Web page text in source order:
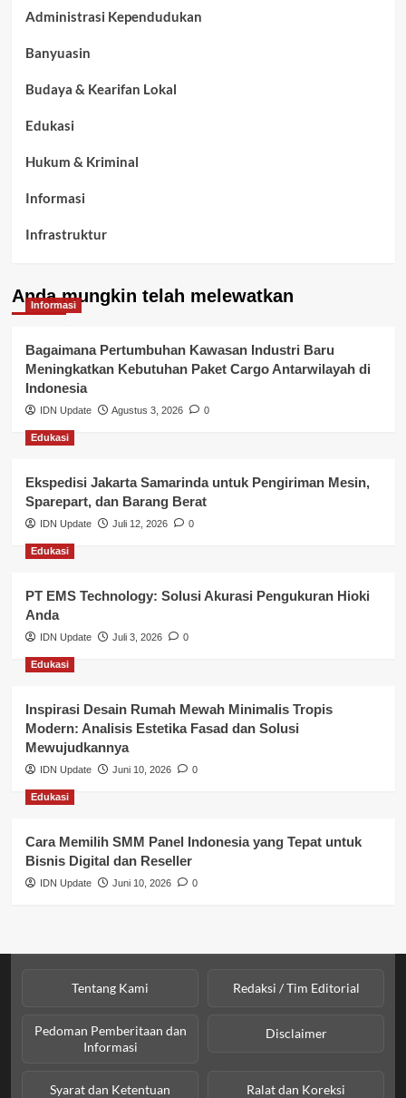
Administrasi Kependudukan
Banyuasin
Budaya & Kearifan Lokal
Edukasi
Hukum & Kriminal
Informasi
Infrastruktur
Kepegawaian & ASN Banyuasin
Kesehatan
Keuangan
Lalu Lintas
Layanan Publik Kabupaten Banyuasin
Nasional
Pemerintahan
Pendidikan
Perbankan & Keuangan
Perpajakan & Keuangan
Profil Wilayah Banyuasin
Sosial & Budaya
Sosial & Kesejahteraan
Anda mungkin telah melewatkan
Informasi
Bagaimana Pertumbuhan Kawasan Industri Baru
Meningkatkan Kebutuhan Paket Cargo Antarwilayah di
Indonesia
IDN Update Agustus 3, 2026 0
Edukasi
Ekspedisi Jakarta Samarinda untuk Pengiriman Mesin,
Sparepart, dan Barang Berat
IDN Update Juli 12, 2026 0
Edukasi
PT EMS Technology: Solusi Akurasi Pengukuran Hioki
Anda
IDN Update Juli 3, 2026 0
Edukasi
Inspirasi Desain Rumah Mewah Minimalis Tropis
Modern: Analisis Estetika Fasad dan Solusi
Mewujudkannya
IDN Update Juni 10, 2026 0
Edukasi
Cara Memilih SMM Panel Indonesia yang Tepat untuk
Bisnis Digital dan Reseller
IDN Update Juni 10, 2026 0
Tentang Kami Redaksi / Tim Editorial
Pedoman Pemberitaan dan
Informasi
Disclaimer
Syarat dan Ketentuan Ralat dan Koreksi